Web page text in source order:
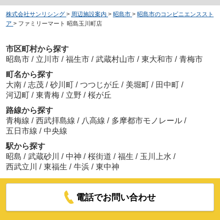
株式会社サンリシング > 周辺施設案内 > 昭島市 > 昭島市のコンビニエンススト
ア > ファミリーマート 昭島玉川町店
市区町村から探す
昭島市 / 立川市 / 福生市 / 武蔵村山市 / 東大和市 / 青梅市
町名から探す
大南 / 志茂 / 砂川町 / つつじが丘 / 美堀町 / 田中町 /
河辺町 / 東青梅 / 立野 / 桜が丘
路線から探す
青梅線 / 西武拝島線 / 八高線 / 多摩都市モノレール /
五日市線 / 中央線
駅から探す
昭島 / 武蔵砂川 / 中神 / 桜街道 / 福生 / 玉川上水 /
西武立川
/ 東福生 / 牛浜 / 東中神
電話でお問い合わせ